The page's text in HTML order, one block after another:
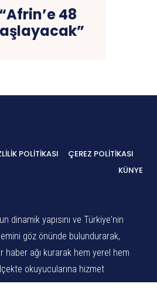
48
POLITIKASI
ÇEREZ POLITIKASI
KÜNYE
dinamik yapısını ve Türkiye'nin
göz önünde bulundurarak,
haber ağı kurarak hem yerel hem
okuyucularına hizmet